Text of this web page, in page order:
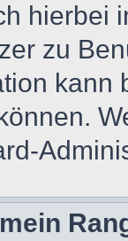
hierbei
zu
kann